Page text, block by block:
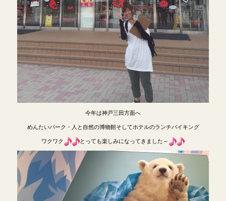
今年は神戸三田方面へ
めんたいパーク・人と自然の博物館そしてホテルのランチバイキング
ワクワク
とっても楽しみになってきました～